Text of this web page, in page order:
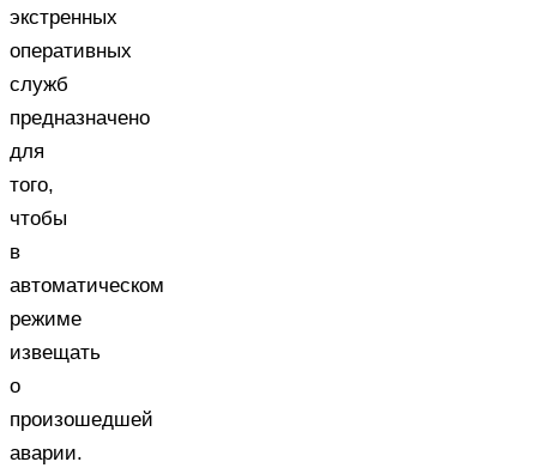
экстренных
оперативных
служб
предназначено
для
того,
чтобы
в
автоматическом
режиме
извещать
о
произошедшей
аварии.